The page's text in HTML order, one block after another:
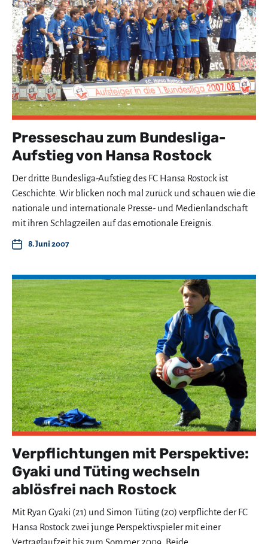
Presseschau zum Bundesliga-
Aufstieg von Hansa Rostock
Der dritte Bundesliga-Aufstieg des FC Hansa Rostock ist
Geschichte. Wir blicken noch mal zurück und schauen wie die
nationale und internationale Presse- und Medienlandschaft
mit ihren Schlagzeilen auf das emotionale Ereignis.
8. Juni 2007
Verpflichtungen mit Perspektive:
Gyaki und Tüting wechseln
ablösfrei nach Rostock
Mit Ryan Gyaki (21) und Simon Tüting (20) verpflichte der FC
Hansa Rostock zwei junge Perspektivspieler mit einer
Vertraglaufzeit bis zum Sommer 2009. Beide